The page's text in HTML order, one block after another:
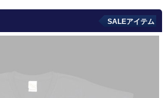
SALEアイテム